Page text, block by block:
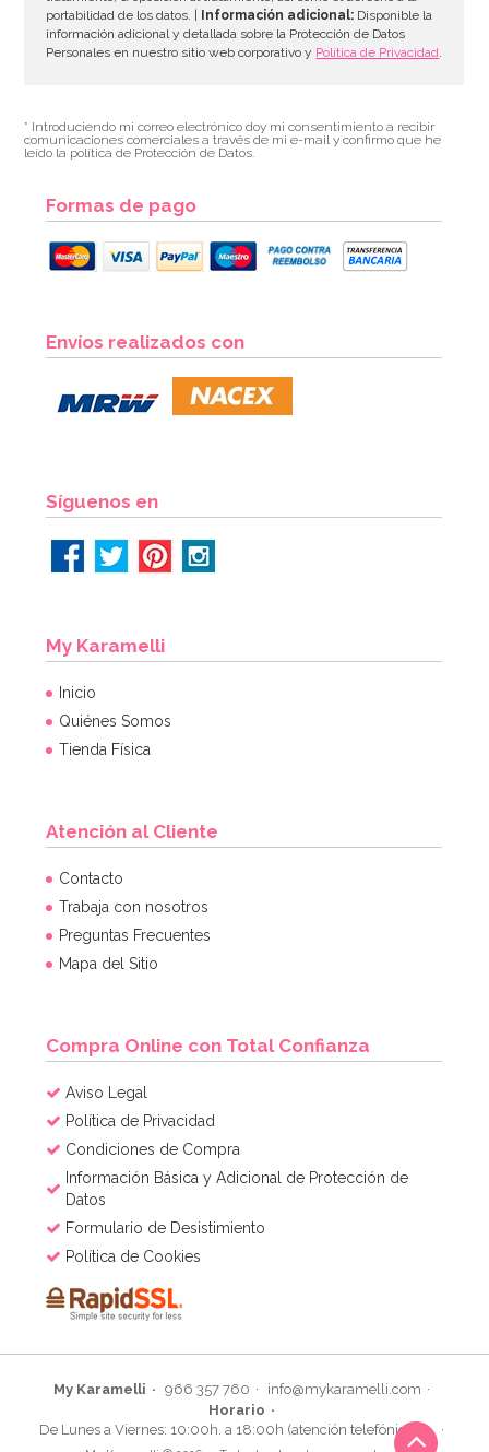
portabilidad de los datos. |
Información adicional: Disponible la
información adicional y detallada sobre la Protección de Datos
Personales en nuestro sitio web corporativo y Política de Privacidad.
* Introduciendo mi correo electrónico doy mi consentimiento a recibir
comunicaciones comerciales a través de mi e-mail y confirmo que he
leído la política de Protección de Datos.
Formas de pago
Envíos realizados con
Síguenos en
My Karamelli
Inicio
Quiénes Somos
Tienda Física
Atención al Cliente
Contacto
Trabaja con nosotros
Preguntas Frecuentes
Mapa del Sitio
Compra Online con Total Confianza
Aviso Legal
Política de Privacidad
Condiciones de Compra
Información Básica y Adicional de Protección de
Datos
Formulario de Desistimiento
Política de Cookies
My Karamelli 966 357 760
info@mykaramelli.com
Horario
De Lunes a Viernes: 10:00h. a 18:00h (atención telefónica)